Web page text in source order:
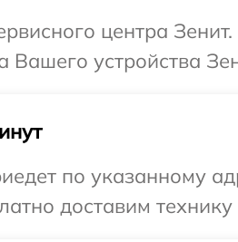
центра
Вашего устройства
по указанному
доставим